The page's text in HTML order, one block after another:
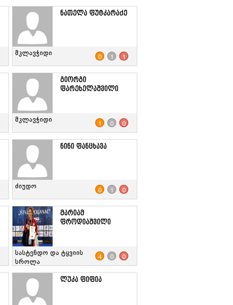
ნათელა ფუტკარაძე
მკლავჭიდი 0 1 1
გიორგი
ფარეხელაშვილი
მკლავჭიდი 1 0 0
ნინი ფანცხავა
ძიუდო 0 1 0
მარიამ
ფროდიაშვილი
სასტენდო და ტყვიის
სროლა
4 0 0
ლუკა ფიფია